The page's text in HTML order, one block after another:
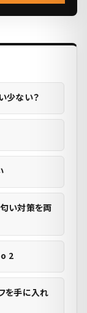
少ない？
い対策を両
2
を手に入れ